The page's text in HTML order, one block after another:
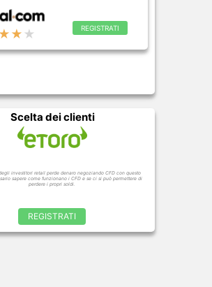
★ REGISTRATI
Scelta dei clienti
investitori retail perde denaro negoziando CFD con questo
sapere come funzionano i CFD e se ci si può permettere di
perdere i propri soldi.
REGISTRATI